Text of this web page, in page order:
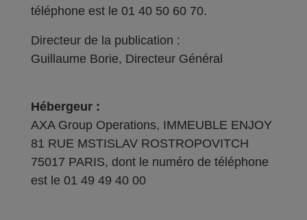
téléphone est le 01 40 50 60 70.
Directeur de la publication :
Guillaume Borie, Directeur Général
Hébergeur :
AXA Group Operations, IMMEUBLE ENJOY
81 RUE MSTISLAV ROSTROPOVITCH
75017 PARIS, dont le numéro de téléphone
est le 01 49 49 40 00